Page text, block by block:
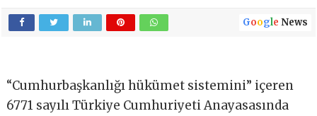
Google News
“Cumhurbaşkanlığı hükümet sistemini” içeren
6771 sayılı Türkiye Cumhuriyeti Anayasasında